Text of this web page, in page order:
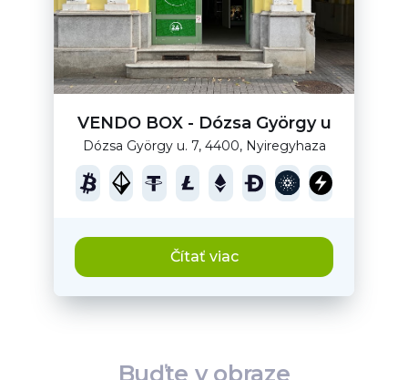
VENDO BOX - Dózsa György u
Dózsa György u. 7, 4400, Nyiregyhaza
Čítať viac
Buďte v obraze